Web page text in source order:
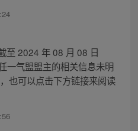
至 2024 年 08 月 08 日
一气盟盟主的相关信息未明
也可以点击下方链接来阅读